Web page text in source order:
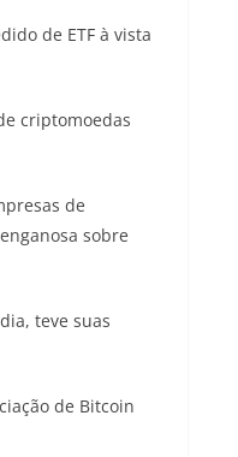
de ETF à vista
criptomoedas
de
sobre
teve suas
de Bitcoin